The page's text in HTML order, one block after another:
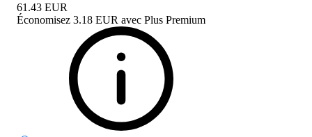
61.43 EUR
Économisez 3.18 EUR avec Plus Premium